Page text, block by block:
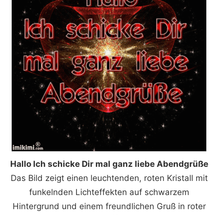
Hallo Ich schicke Dir mal ganz liebe Abendgrüße
Das Bild zeigt einen leuchtenden, roten Kristall mit
funkelnden Lichteffekten auf schwarzem
Hintergrund und einem freundlichen Gruß in roter